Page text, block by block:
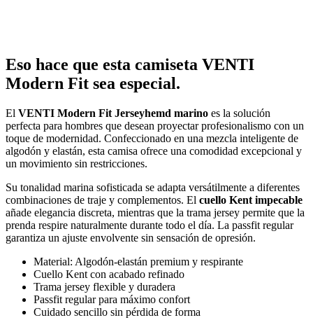
Eso hace que esta camiseta VENTI
Modern Fit sea especial.
El VENTI Modern Fit Jerseyhemd marino es la solución
perfecta para hombres que desean proyectar profesionalismo con un
toque de modernidad. Confeccionado en una mezcla inteligente de
algodón y elastán, esta camisa ofrece una comodidad excepcional y
un movimiento sin restricciones.
Su tonalidad marina sofisticada se adapta versátilmente a diferentes
combinaciones de traje y complementos. El cuello Kent impecable
añade elegancia discreta, mientras que la trama jersey permite que la
prenda respire naturalmente durante todo el día. La passfit regular
garantiza un ajuste envolvente sin sensación de opresión.
Material: Algodón-elastán premium y respirante
Cuello Kent con acabado refinado
Trama jersey flexible y duradera
Passfit regular para máximo confort
Cuidado sencillo sin pérdida de forma